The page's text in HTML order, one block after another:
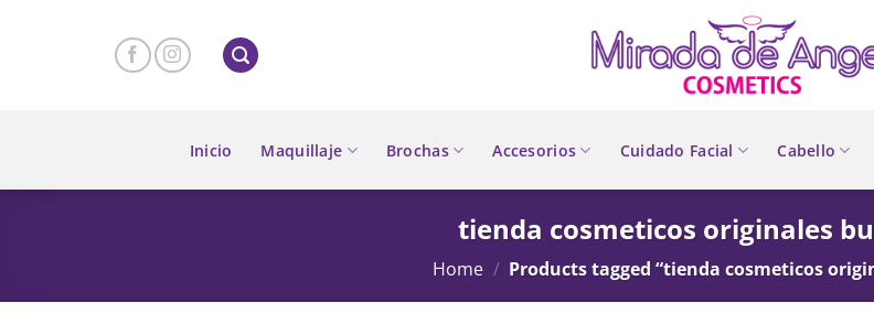
Inicio Maquillaje Brochas Accesorios Cuidado Facial Cabello
tienda cosmeticos originales
Home / Products tagged “tienda cosmeticos